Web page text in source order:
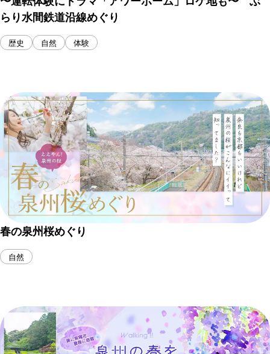
らり水間鉄道沿線めぐり
歴史 自然 体験
春の泉州桜めぐり
自然